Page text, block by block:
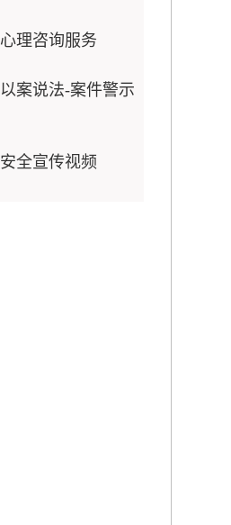
心理咨询服务
以案说法-案件警示
安全宣传视频